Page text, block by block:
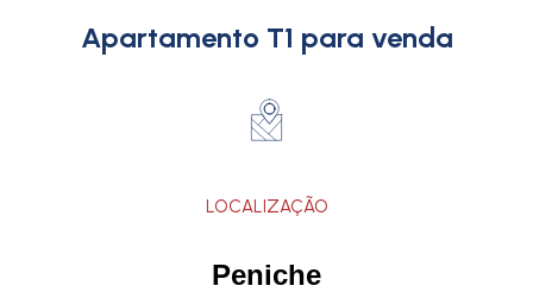
Apartamento T1 para venda
LOCALIZAÇÃO
Peniche